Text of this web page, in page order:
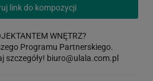
link do kompozycji
WNĘTRZ?
Programu Partnerskiego.
szczegóły! biuro@ulala.com.pl